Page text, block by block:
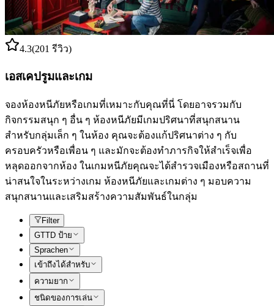
4.3(201 รีวิว)
เอสเคปรูมและเกม
จองห้องหนีภัยหรือเกมที่เหมาะกับคุณที่นี่ โดยอาจรวมกับ
กิจกรรมสนุก ๆ อื่น ๆ ห้องหนีภัยมีเกมปริศนาที่สนุกสนาน
สำหรับกลุ่มเล็ก ๆ ในห้อง คุณจะต้องแก้ปริศนาต่าง ๆ กับ
ครอบครัวหรือเพื่อน ๆ และมักจะต้องทำภารกิจให้สำเร็จเพื่อ
หลุดออกจากห้อง ในเกมหนีภัยคุณจะได้สำรวจเมืองหรือสถานที่
น่าสนใจในระหว่างเกม ห้องหนีภัยและเกมต่าง ๆ มอบความ
สนุกสนานและเสริมสร้างความสัมพันธ์ในกลุ่ม
Filter
GTTD ป้าย
Sprachen
เข้าถึงได้สำหรับ
ความยาก
ชนิดของการเล่น